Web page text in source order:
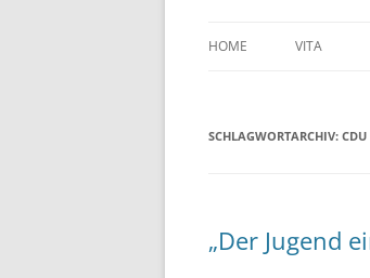
HOME VITA
SCHLAGWORTARCHIV: CDU
„Der Jugend